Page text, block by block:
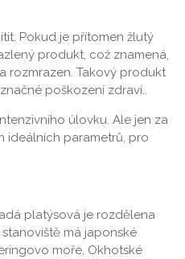
Pokud je přítomen žlutý
produkt, což znamená,
rozmrazen. Takový produkt
poškození zdraví..
úlovku. Ale jen za
ideálních parametrů, pro
platýsová je rozdělena
má japonské
moře, Okhotské